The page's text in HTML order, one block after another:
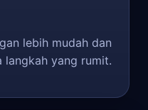
lebih mudah dan
langkah yang rumit.